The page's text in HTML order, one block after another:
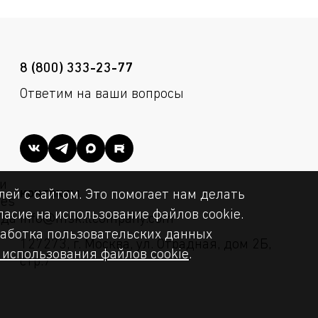
8 (800) 333-23-77
Ответим на ваши вопросы
контакты
info@msk.ltcompany.com
127273, г. Москва, ул. Отрадная, дом 2Б,
стр.7
с сайтом. Это помогает нам делать
на использование файлов cookie.
пользовательских данных
файлов cookie.